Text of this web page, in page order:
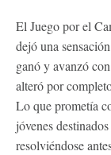
El Juego por el
dejó una
ganó y avanzó
alteró por
Lo que prometía
jóvenes
resolviéndose